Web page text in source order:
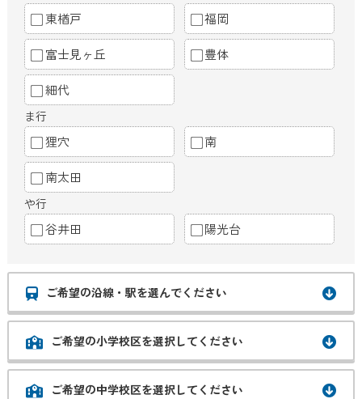
東楢戸 福岡
富士見ヶ丘 豊体
細代
ま行
狸穴 南
南太田
や行
谷井田 陽光台
ご希望の沿線・駅を選んでください
ご希望の小学校区を選択してください
ご希望の中学校区を選択してください